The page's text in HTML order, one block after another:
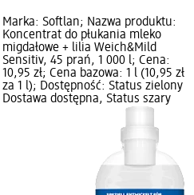
Marka: Softlan; Nazwa produktu:
Koncentrat do płukania mleko
migdałowe + lilia Weich&Mild
Sensitiv, 45 prań, 1 000 l; Cena:
10,95 zł; Cena bazowa: 1 l (10,95 zł
za 1 l); Dostępność: Status zielony
Dostawa dostępna, Status szary